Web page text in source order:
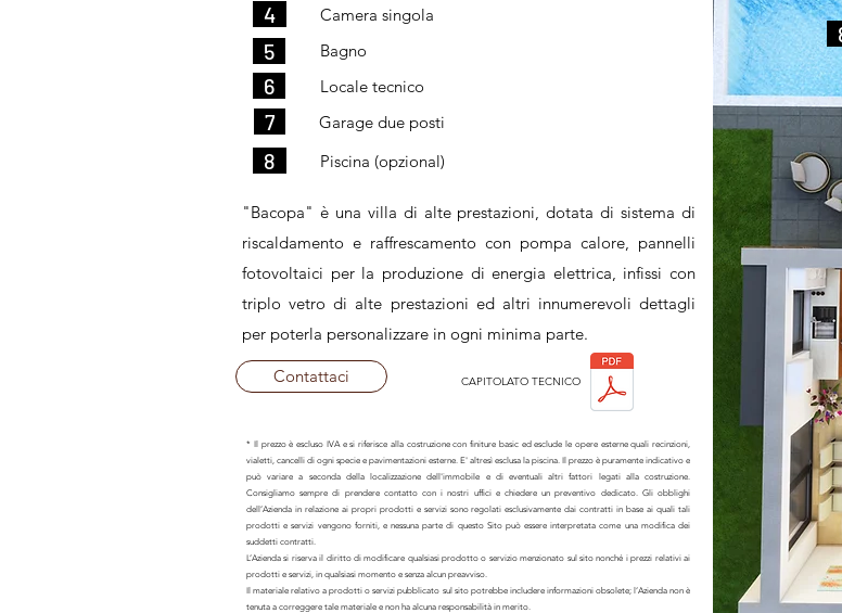
4..
5
6
7..
8
Camera singola
Bagno
Locale tecnico
Garage due posti
Piscina (opzional)
Contattaci CAPITOLATO TECNICO
"Bacopa" è una villa di alte prestazioni, dotata di sistema di
riscaldamento e raffrescamento con pompa calore, pannelli
fotovoltaici per la produzione di energia elettrica, infissi con
triplo vetro di alte prestazioni ed altri innumerevoli dettagli
per poterla personalizzare in ogni minima parte.
* Il prezzo è escluso IVA e si riferisce alla costruzione con finiture basic ed esclude le opere esterne quali recinzioni,
vialetti, cancelli di ogni specie e pavimentazioni esterne. E' altresì esclusa la piscina. Il prezzo è puramente indicativo e
può variare a seconda della localizzazione dell'immobile e di eventuali altri fattori legati alla costruzione.
Consigliamo sempre di prendere contatto con i nostri uffici e chiedere un preventivo dedicato. Gli obblighi
dell’Azienda in relazione ai propri prodotti e servizi sono regolati esclusivamente dai contratti in base ai quali tali
prodotti e servizi vengono forniti, e nessuna parte di questo Sito può essere interpretata come una modifica dei
suddetti contratti.
L’Azienda si riserva il diritto di modificare qualsiasi prodotto o servizio menzionato sul sito nonché i prezzi relativi ai
prodotti e servizi, in qualsiasi momento e senza alcun preavviso.
Il materiale relativo a prodotti o servizi pubblicato sul sito potrebbe includere informazioni obsolete; l’Azienda non è
tenuta a correggere tale materiale e non ha alcuna responsabilità in merito.